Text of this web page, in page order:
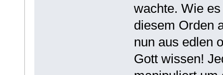
wachte. Wie
diesem Orden
nun aus edlen
Gott wissen!